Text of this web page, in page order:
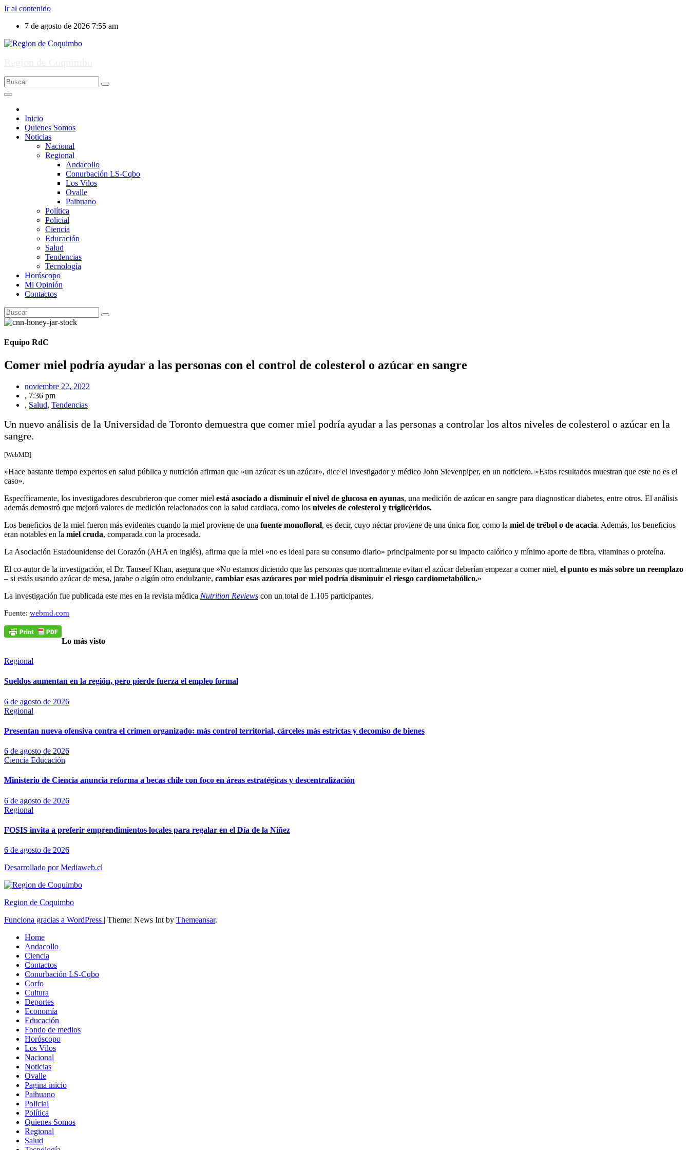
Ir al contenido
7 de agosto de 2026 7:55 am
Inicio
Quienes Somos
Noticias
Nacional
Regional
Andacollo
Conurbación LS-Cqbo
Los Vilos
Ovalle
Paihuano
Política
Policial
Ciencia
Educación
Salud
Tendencias
Tecnología
Horóscopo
Mi Opinión
Contactos
Equipo RdC
Comer miel podría ayudar a las personas con el control de colesterol o azúcar en sangre
noviembre 22, 2022
, 7:36 pm
, Salud, Tendencias
Un nuevo análisis de la Universidad de Toronto demuestra que comer miel podría ayudar a las personas a controlar los altos niveles de colesterol o azúcar en la
sangre.
[WebMD]
»Hace bastante tiempo expertos en salud pública y nutrición afirman que »un azúcar es un azúcar», dice el investigador y médico John Sievenpiper, en un noticiero. »Estos resultados muestran que este no es el
caso».
Específicamente, los investigadores descubrieron que comer miel está asociado a disminuir el nivel de glucosa en ayunas, una medición de azúcar en sangre para diagnosticar diabetes, entre otros. El análisis
además demostró que mejoró valores de medición relacionados con la salud cardiaca, como los niveles de colesterol y triglicéridos.
Los beneficios de la miel fueron más evidentes cuando la miel proviene de una fuente monofloral, es decir, cuyo néctar proviene de una única flor, como la miel de trébol o de acacia. Además, los beneficios
eran notables en la miel cruda, comparada con la procesada.
La Asociación Estadounidense del Corazón (AHA en inglés), afirma que la miel »no es ideal para su consumo diario» principalmente por su impacto calórico y mínimo aporte de fibra, vitaminas o proteína.
El co-autor de la investigación, el Dr. Tauseef Khan, asegura que »No estamos diciendo que las personas que normalmente evitan el azúcar deberían empezar a comer miel, el punto es más sobre un reemplazo
– si estás usando azúcar de mesa, jarabe o algún otro endulzante, cambiar esas azúcares por miel podría disminuir el riesgo cardiometabólico.»
La investigación fue publicada este mes en la revista médica Nutrition Reviews con un total de 1.105 participantes.
Fuente: webmd.com
Lo más visto
Regional
Sueldos aumentan en la región, pero pierde fuerza el empleo formal
6 de agosto de 2026
Regional
Presentan nueva ofensiva contra el crimen organizado: más control territorial, cárceles más estrictas y decomiso de bienes
6 de agosto de 2026
Ciencia Educación
Ministerio de Ciencia anuncia reforma a becas chile con foco en áreas estratégicas y descentralización
6 de agosto de 2026
Regional
FOSIS invita a preferir emprendimientos locales para regalar en el Día de la Niñez
6 de agosto de 2026
Desarrollado por Mediaweb.cl
Region de Coquimbo
Funciona gracias a WordPress | Theme: News Int by Themeansar.
Home
Andacollo
Ciencia
Contactos
Conurbación LS-Cqbo
Corfo
Cultura
Deportes
Economía
Educación
Fondo de medios
Horóscopo
Los Vilos
Nacional
Noticias
Ovalle
Pagina inicio
Paihuano
Policial
Política
Quienes Somos
Regional
Salud